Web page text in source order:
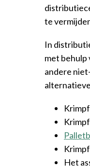
te
In
met behulp
andere
Het